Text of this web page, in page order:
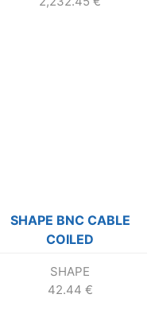
SHAPE BNC CABLE
COILED
SHAPE
42.44 €